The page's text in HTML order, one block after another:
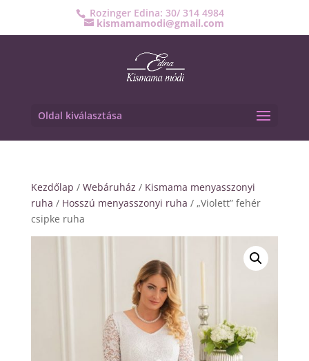
Rozinger Edina: 30/ 314 4984
kismamamodi@gmail.com
Oldal kiválasztása
Kezdőlap / Webáruház / Kismama menyasszonyi
ruha / Hosszú menyasszonyi ruha / „Violett” fehér
csipke ruha